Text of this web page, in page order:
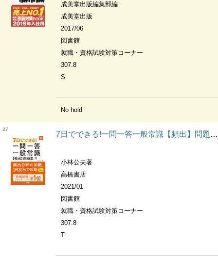
成美堂出版編集部編
成美堂出版
2017/06
図書館
就職・資格試験対策コーナー
307.8
S
No hold
27
7日でできる!一問一答一般常識【頻出】問題集 ['23年度版]
小林公夫著
高橋書店
2021/01
図書館
就職・資格試験対策コーナー
307.8
T